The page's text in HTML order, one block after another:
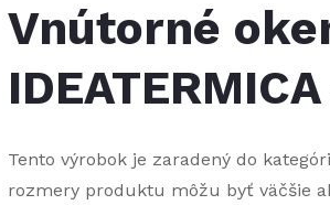
Vnútorné
Tento výrobok je zaradený do
rozmery produktu môžu byť väčšie